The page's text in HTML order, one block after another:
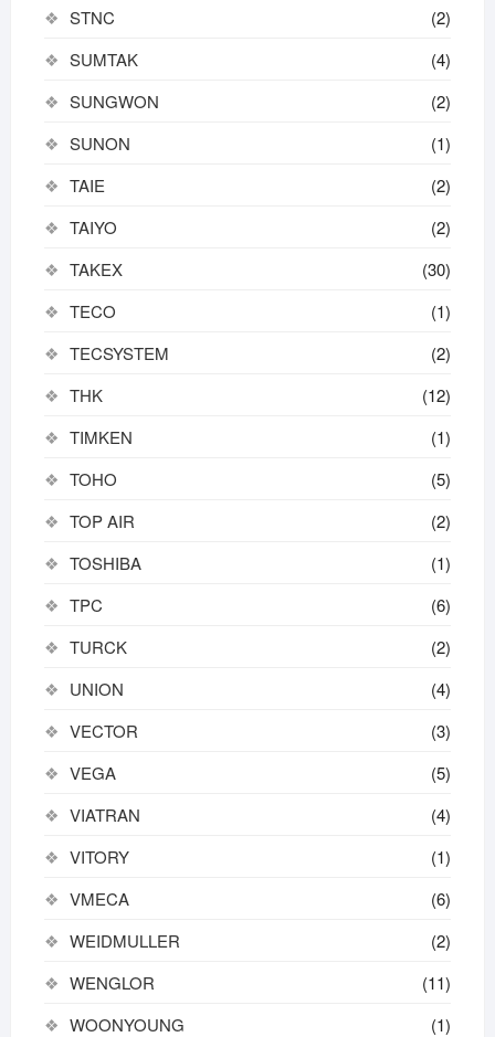
STNC
(2)
SUMTAK
(4)
SUNGWON
(2)
SUNON
(1)
TAIE
(2)
TAIYO
(2)
TAKEX
(30)
TECO
(1)
TECSYSTEM
(2)
THK
(12)
TIMKEN
(1)
TOHO
(5)
TOP AIR
(2)
TOSHIBA
(1)
TPC
(6)
TURCK
(2)
UNION
(4)
VECTOR
(3)
VEGA
(5)
VIATRAN
(4)
VITORY
(1)
VMECA
(6)
WEIDMULLER
(2)
WENGLOR
(11)
WOONYOUNG
(1)